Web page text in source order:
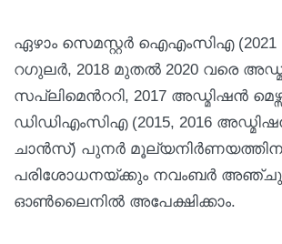
ഏഴാം സെമസ്റ്റര്‍ ഐഎംസിഎ
റഗുലര്‍, 2018 മുതല്‍ 2020 വരെ
സപ്ലിമെന്‍ററി, 2017 അഡ്മിഷന്‍
ഡിഡിഎംസിഎ (2015, 2016
ചാന്‍സ്) പുനര്‍
പരിശോധനയ്ക്കും നവംബര്‍ അഞ്ചു
ഓണ്‍ലൈനില്‍ അപേക്ഷിക്കാം.